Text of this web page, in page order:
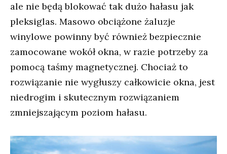
ale nie będą blokować tak dużo hałasu jak
pleksiglas. Masowo obciążone żaluzje
winylowe powinny być również bezpiecznie
zamocowane wokół okna, w razie potrzeby za
pomocą taśmy magnetycznej. Chociaż to
rozwiązanie nie wygłuszy całkowicie okna, jest
niedrogim i skutecznym rozwiązaniem
zmniejszającym poziom hałasu.